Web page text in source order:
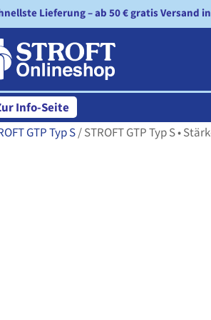
Lieferung – ab 50 € gratis Versand
Info-Seite
GTP Typ S/ STROFT GTP Typ S •